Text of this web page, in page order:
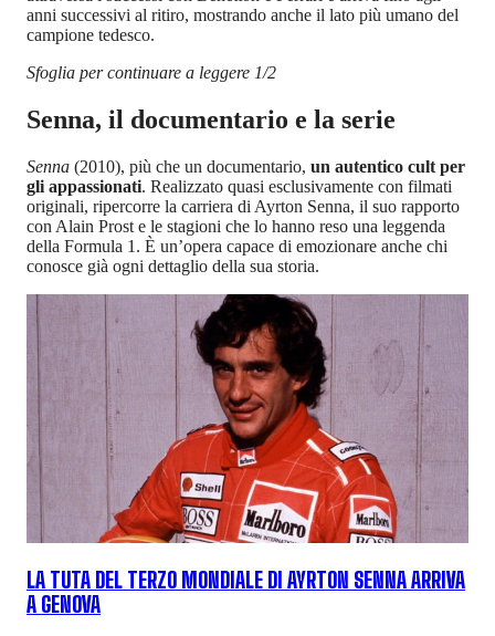
anni successivi al ritiro, mostrando anche il lato più umano del
campione tedesco.
Sfoglia per continuare a leggere 1/2
Senna, il documentario e la serie
Senna (2010), più che un documentario, un autentico cult per
gli appassionati. Realizzato quasi esclusivamente con filmati
originali, ripercorre la carriera di Ayrton Senna, il suo rapporto
con Alain Prost e le stagioni che lo hanno reso una leggenda
della Formula 1. È un’opera capace di emozionare anche chi
conosce già ogni dettaglio della sua storia.
LA TUTA DEL TERZO MONDIALE DI AYRTON SENNA ARRIVA
A GENOVA